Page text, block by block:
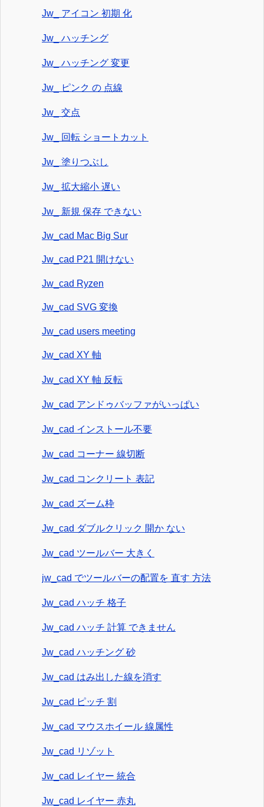
Jw_ アイコン 初期 化
Jw_ ハッチング
Jw_ ハッチング 変更
Jw_ ピンク の 点線
Jw_ 交点
Jw_ 回転 ショートカット
Jw_ 塗りつぶし
Jw_ 拡大縮小 遅い
Jw_ 新規 保存 できない
Jw_cad Mac Big Sur
Jw_cad P21 開けない
Jw_cad Ryzen
Jw_cad SVG 変換
Jw_cad users meeting
Jw_cad XY 軸
Jw_cad XY 軸 反転
Jw_cad アンドゥバッファがいっぱい
Jw_cad インストール不要
Jw_cad コーナー 線切断
Jw_cad コンクリート 表記
Jw_cad ズーム枠
Jw_cad ダブルクリック 開か ない
Jw_cad ツールバー 大きく
jw_cad でツールバーの配置を 直す 方法
Jw_cad ハッチ 格子
Jw_cad ハッチ 計算 できません
Jw_cad ハッチング 砂
Jw_cad はみ出した線を消す
Jw_cad ピッチ 割
Jw_cad マウスホイール 線属性
Jw_cad リゾット
Jw_cad レイヤー 統合
Jw_cad レイヤー 赤丸